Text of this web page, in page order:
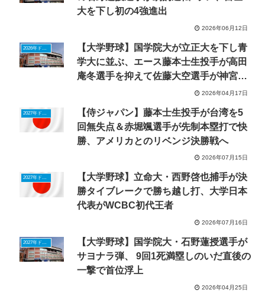
大を下し初の4強進出
2026年06月12日
2026年ドラフトニュース
【大学野球】国学院大が立正大を下し青
学大に並ぶ、エース藤本士生投手が高田
庵冬選手を抑えて佐藤大空選手が神宮1
2026年04月17日
【侍ジャパン】藤本士生投手が台湾を5
回無失点＆赤堀颯選手が先制本塁打で快
勝、アメリカとのリベンジ決勝戦へ
2026年07月15日
2027年ドラフトニュース
【大学野球】立命大・西野啓也捕手が決
勝タイブレークで勝ち越し打、大学日本
代表がWCBC初代王者
2026年07月16日
2027年ドラフトニュース
【大学野球】国学院大・石野蓮授選手が
サヨナラ弾、 9回1死満塁しのいだ直後の
一撃で首位浮上
2026年04月25日